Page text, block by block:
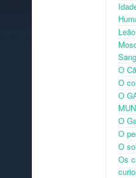
O
O
O
O
O
O
Os